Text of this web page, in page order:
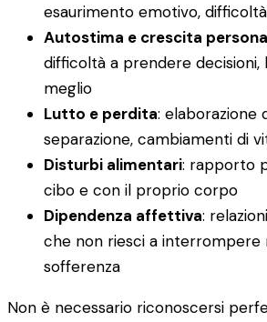
esaurimento emotivo,
Autostima e crescita
difficoltà a prendere decisioni,
meglio
Lutto e perdita: elaborazione
separazione, cambiamenti di
Disturbi alimentari: rapporto
cibo e con il proprio corpo
Dipendenza affettiva:
che non riesci a interrompere
sofferenza
Non è necessario riconoscersi